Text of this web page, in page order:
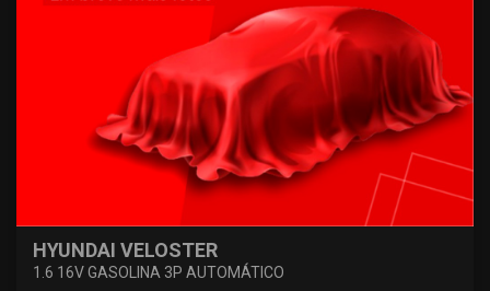
HYUNDAI VELOSTER
1.6 16V GASOLINA 3P AUTOMÁTICO